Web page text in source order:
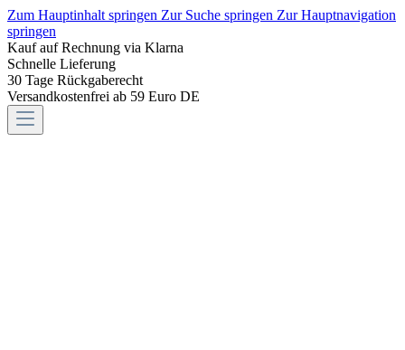
Zum Hauptinhalt springen Zur Suche springen Zur Hauptnavigation
springen
Kauf auf Rechnung via Klarna
Schnelle Lieferung
30 Tage Rückgaberecht
Versandkostenfrei ab 59 Euro DE